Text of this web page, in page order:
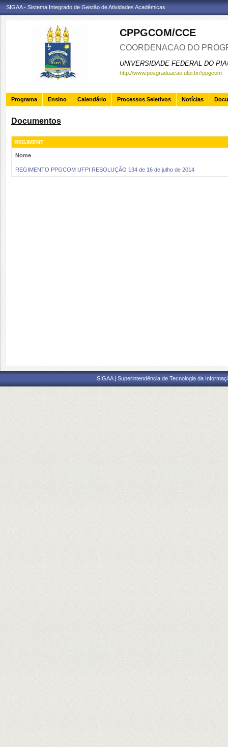
SIGAA - Sistema Integrado de Gestão de Atividades Acadêmicas
CPPGCOM/CCE
COORDENACAO DO
UNIVERSIDADE FEDERAL DO
http://www.posgraduacao.ufpi.br//ppgcom
Programa Ensino Calendário Processos Seletivos Notícias
Documentos
REGIMENT
Nome
REGIMENTO PPGCOM UFPI RESOLUÇÃO 134 de 16 de julho de 2014
SIGAA | Superintendência de Tecnologia da